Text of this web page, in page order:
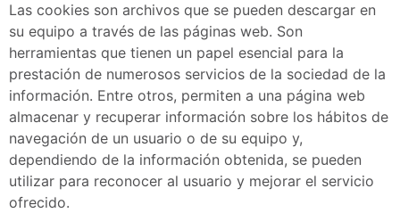
Las cookies son archivos que se pueden descargar en
su equipo a través de las páginas web. Son
herramientas que tienen un papel esencial para la
prestación de numerosos servicios de la sociedad de la
información. Entre otros, permiten a una página web
almacenar y recuperar información sobre los hábitos de
navegación de un usuario o de su equipo y,
dependiendo de la información obtenida, se pueden
utilizar para reconocer al usuario y mejorar el servicio
ofrecido.